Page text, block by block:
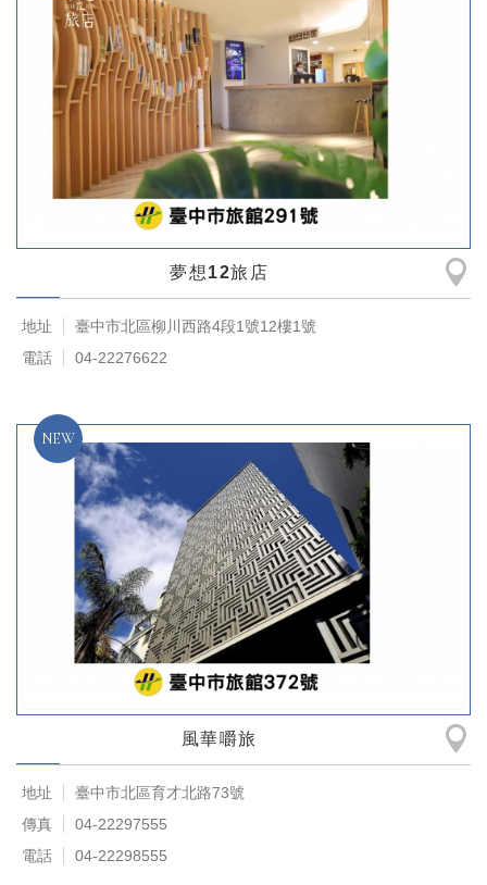
夢想12旅店
地址
臺中市北區柳川西路4段1號12樓1號
電話
04-22276622
風華嚼旅
地址
臺中市北區育才北路73號
傳真
04-22297555
電話
04-22298555